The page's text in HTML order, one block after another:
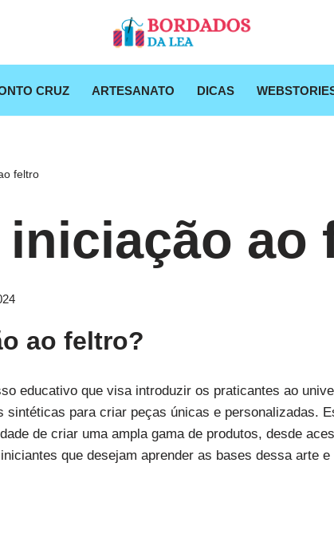
CRUZ ARTESANATO DICAS
feltro
iniciação ao
ao feltro?
educativo que visa introduzir os praticantes ao
sintéticas para criar peças únicas e personalizadas.
de criar uma ampla gama de produtos, desde
que desejam aprender as bases dessa arte